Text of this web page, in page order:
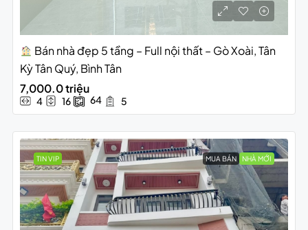
Bán nhà đẹp 5 tầng – Full nội thất – Gò Xoài, Tân
Kỳ Tân Quý, Bình Tân
7,000.0 triệu
4 16 64 5
TIN VIP MUA BÁN NHÀ MỚI